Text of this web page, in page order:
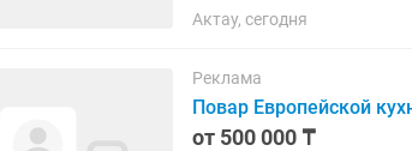
Актау, сегодня
Реклама
Повар Европейской
от 500 000 ₸